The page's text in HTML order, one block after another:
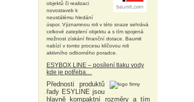
objektů či realizaci
novostaveb k
neustálému hledání
úspor. Významnou roli v této snaze sehrává
celkové zateplení objektu a s tím spojená
možnost získání finanční dotace. Baumit
nabízí v tomto procesu klíčovou roli
aktivního odborného poradce.
ESYBOX LINE – posílení tlaku vody
kde je potřeba…
Přednosti produktů
řady ESYLINE jsou
hlavně kompaktní rozměry a tím